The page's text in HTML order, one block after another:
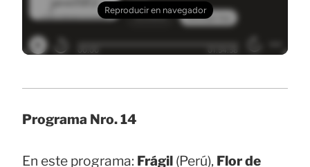
Programa Nro. 14
En este programa: Frágil (Perú), Flor de